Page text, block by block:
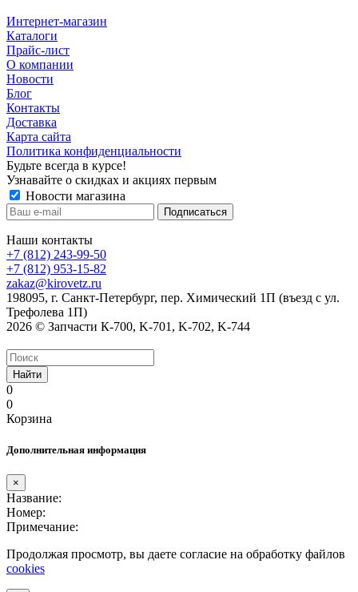
Интернет-магазин
Каталоги
Прайс-лист
О компании
Новости
Блог
Контакты
Доставка
Карта сайта
Политика конфиденциальности
Будьте всегда в курсе!
Узнавайте о скидках и акциях первым
Новости магазина
Наши контакты
+7 (812) 243-99-50
+7 (812) 953-15-82
zakaz@kirovetz.ru
198095, г. Санкт-Петербург, пер. Химический 1П (въезд с ул.
Трефолева 1П)
2026 © Запчасти К-700, K-701, K-702, K-744
Найти
0
0
Корзина
Дополнительная информация
×
Название:
Номер:
Примечание:
Продолжая просмотр, вы даете согласие на обработку файлов
cookies